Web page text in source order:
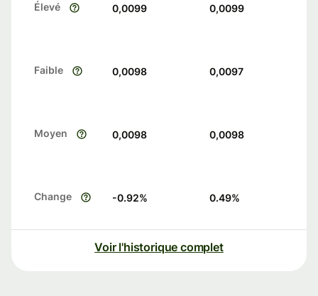
Élevé 0,0099 0,0099
Faible 0,0098 0,0097
Moyen 0,0098 0,0098
Change -0.92% 0.49%
Voir l'historique complet